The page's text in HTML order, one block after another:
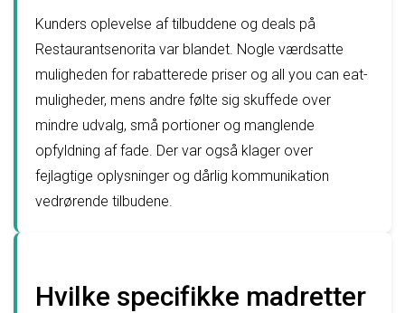
Kunders oplevelse af tilbuddene og deals på
Restaurantsenorita var blandet. Nogle værdsatte
muligheden for rabatterede priser og all you can eat-
muligheder, mens andre følte sig skuffede over
mindre udvalg, små portioner og manglende
opfyldning af fade. Der var også klager over
fejlagtige oplysninger og dårlig kommunikation
vedrørende tilbudene.
Hvilke specifikke madretter